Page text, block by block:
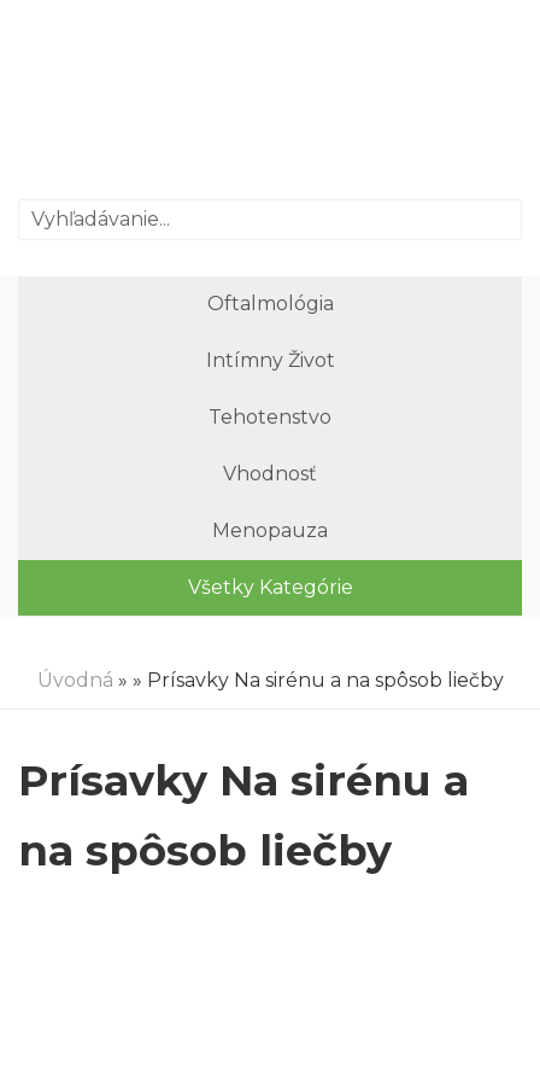
Oftalmológia
Intímny Život
Tehotenstvo
Vhodnosť
Menopauza
Všetky Kategórie
Úvodná » » Prísavky Na sirénu a na spôsob liečby
Prísavky Na sirénu a
na spôsob liečby